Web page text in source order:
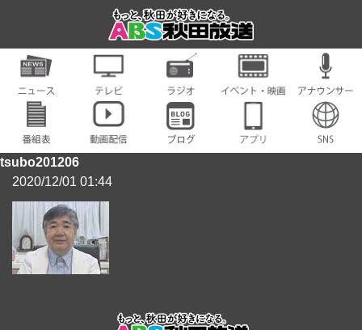
tsubo201206
2020/12/01 01:44